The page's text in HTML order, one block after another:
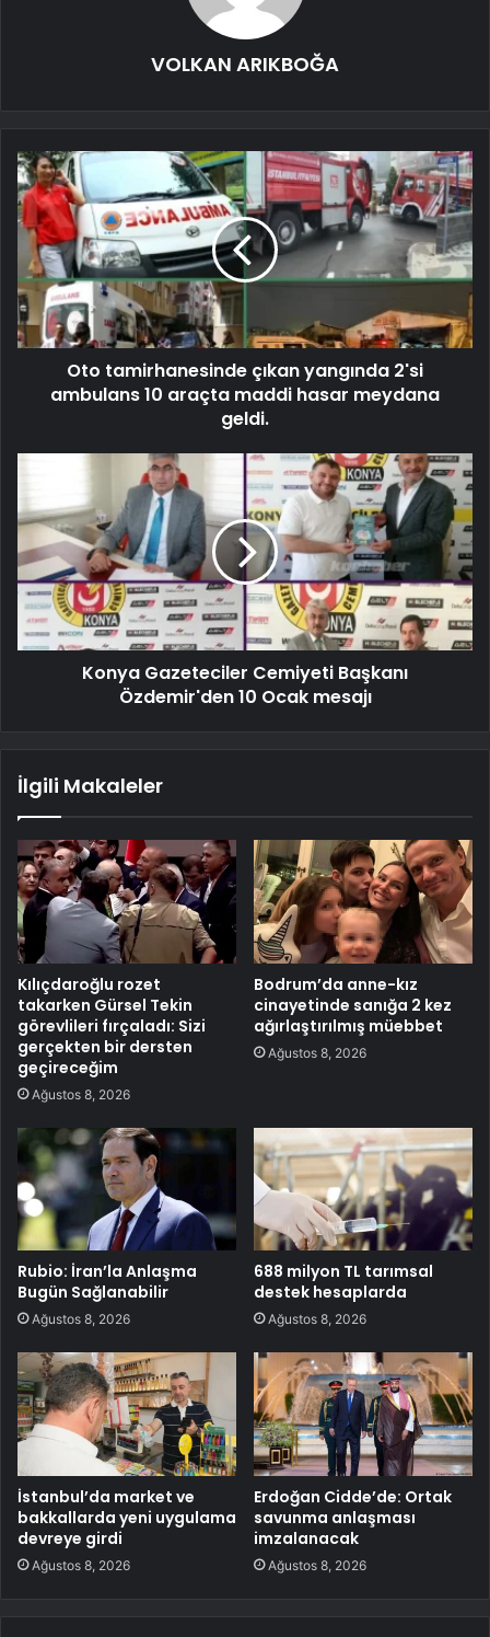
VOLKAN ARIKBOĞA
Oto tamirhanesinde çıkan yangında 2'si
ambulans 10 araçta maddi hasar meydana
geldi.
Konya Gazeteciler Cemiyeti Başkanı
Özdemir'den 10 Ocak mesajı
İlgili Makaleler
Kılıçdaroğlu rozet
takarken Gürsel Tekin
görevlileri fırçaladı: Sizi
gerçekten bir dersten
geçireceğim
Ağustos 8, 2026
Bodrum’da anne-kız
cinayetinde sanığa 2 kez
ağırlaştırılmış müebbet
Ağustos 8, 2026
Rubio: İran’la Anlaşma
Bugün Sağlanabilir
Ağustos 8, 2026
688 milyon TL tarımsal
destek hesaplarda
Ağustos 8, 2026
İstanbul’da market ve
bakkallarda yeni uygulama
devreye girdi
Ağustos 8, 2026
Erdoğan Cidde’de: Ortak
savunma anlaşması
imzalanacak
Ağustos 8, 2026